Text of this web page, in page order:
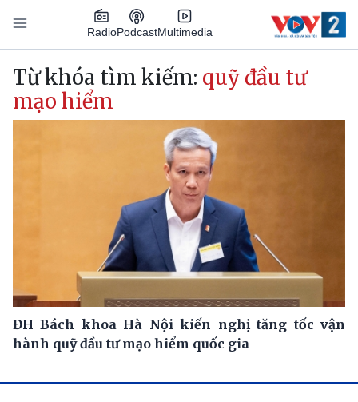
Nhảy đến nội dung
RadioPodcastMultimedia
Main navigation
Từ khóa tìm kiếm: quỹ đầu tư
mạo hiểm
ĐH Bách khoa Hà Nội kiến nghị tăng tốc vận
hành quỹ đầu tư mạo hiểm quốc gia